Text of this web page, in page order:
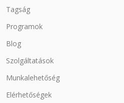
Tagság
Programok
Blog
Szolgáltatások
Munkalehetőség
Elérhetőségek